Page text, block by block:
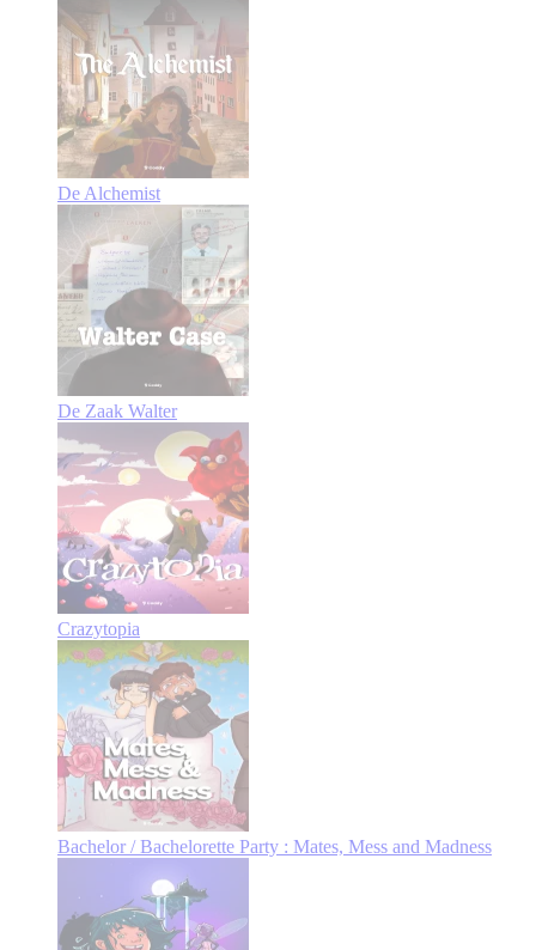
De Alchemist
De Zaak Walter
Crazytopia
Bachelor / Bachelorette Party : Mates, Mess and Madness